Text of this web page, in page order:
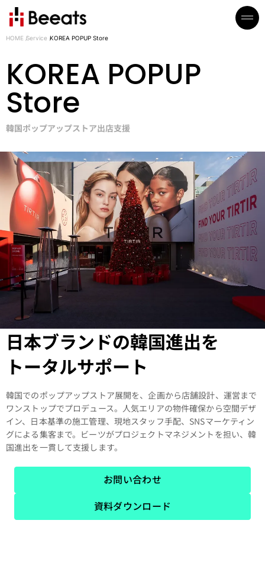
HOME Service KOREA POPUP Store
KOREA POPUP
Store
韓国ポップアップストア出店支援
日本ブランドの韓国進出を
トータルサポート
韓国でのポップアップストア展開を、企画から店舗設計、運営まで
ワンストップでプロデュース。人気エリアの物件確保から空間デザ
イン、日本基準の施工管理、現地スタッフ手配、SNSマーケティン
グによる集客まで。ビーツがプロジェクトマネジメントを担い、韓
国進出を一貫して支援します。
お問い合わせ
資料ダウンロード